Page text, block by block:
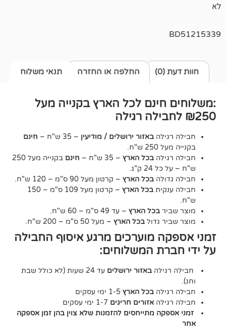
תנאי משלוח החלפה או החזרה
לכל הארץ בקנייה מעל
באזור ירושלים / מודיעין– 35 ש"ח –
חינם
בכל הארץ– 35 ש"ח – חינם
בקנייה מעל 250
בכל הארץ – קרטון מעל 90 ס"מ – 120 ש"ח.
בכל הארץ – קרטון מעל 109 ס"מ – 150
בכל הארץ– עד 49 ס"מ – 60 ש"ח.
גדול
בכל הארץ– מעל 50 ס"מ – 200 ש"ח.
מוערכים מרגע איסוף החבילה
המשלוחים:
באזור ירושלים עד 24 שעות (לא כולל שבת
בכל הארץ1-5 ימי עסקים
אזורים חריגים1-7 ימי עסקים
מתייחסים להזמנות שלא צוין בהן זמן אספקה